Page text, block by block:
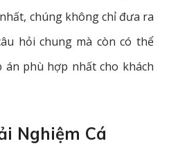
chúng không chỉ đưa ra
hỏi chung mà còn có thể
án phù hợp nhất cho khách
Nghiệm Cá